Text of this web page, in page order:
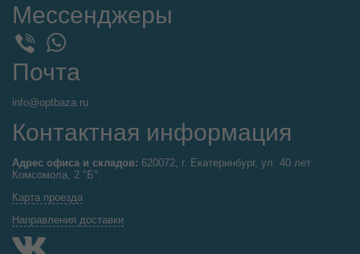
Мессенджеры
WhatsApp
Почта
info@optbaza.ru
Контактная информация
Адрес офиса и складов: 620072, г. Екатеринбург, ул. 40 лет
Комсомола, 2 "Б".
Карта проезда
Направления доставки